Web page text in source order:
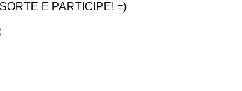
E PARTICIPE! =)